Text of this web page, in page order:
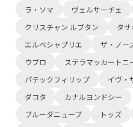
ラ・ソマ
ヴェルサーチェ
クリスチャン ルブタン
タサ
エルベシャプリエ
ザ・ノー
ウブロ
ステラマッカートニ
パテックフィリップ
イヴ・
ダコタ
カナルヨンドシー
ブルーダニューブ
トッズ